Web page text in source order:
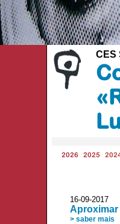
CES
2026 2025
16-09-
Aproximar
> saber mais